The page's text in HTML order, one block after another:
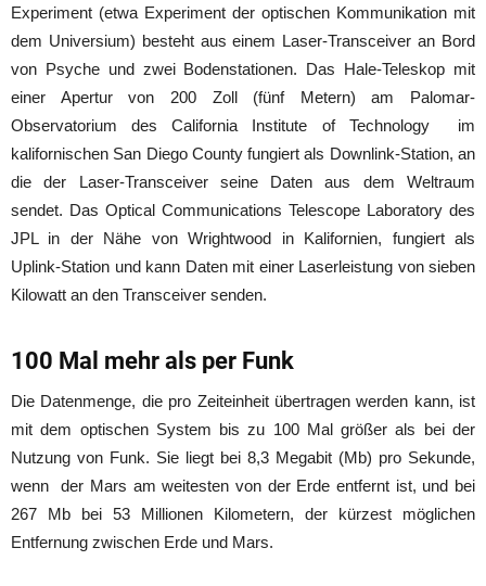
Experiment (etwa Experiment der optischen Kommunikation mit
dem Universium) besteht aus einem Laser-Transceiver an Bord
von Psyche und zwei Bodenstationen. Das Hale-Teleskop mit
einer Apertur von 200 Zoll (fünf Metern) am Palomar-
Observatorium des California Institute of Technology im
kalifornischen San Diego County fungiert als Downlink-Station, an
die der Laser-Transceiver seine Daten aus dem Weltraum
sendet. Das Optical Communications Telescope Laboratory des
JPL in der Nähe von Wrightwood in Kalifornien, fungiert als
Uplink-Station und kann Daten mit einer Laserleistung von sieben
Kilowatt an den Transceiver senden.
100 Mal mehr als per Funk
Die Datenmenge, die pro Zeiteinheit übertragen werden kann, ist
mit dem optischen System bis zu 100 Mal größer als bei der
Nutzung von Funk. Sie liegt bei 8,3 Megabit (Mb) pro Sekunde,
wenn der Mars am weitesten von der Erde entfernt ist, und bei
267 Mb bei 53 Millionen Kilometern, der kürzest möglichen
Entfernung zwischen Erde und Mars.